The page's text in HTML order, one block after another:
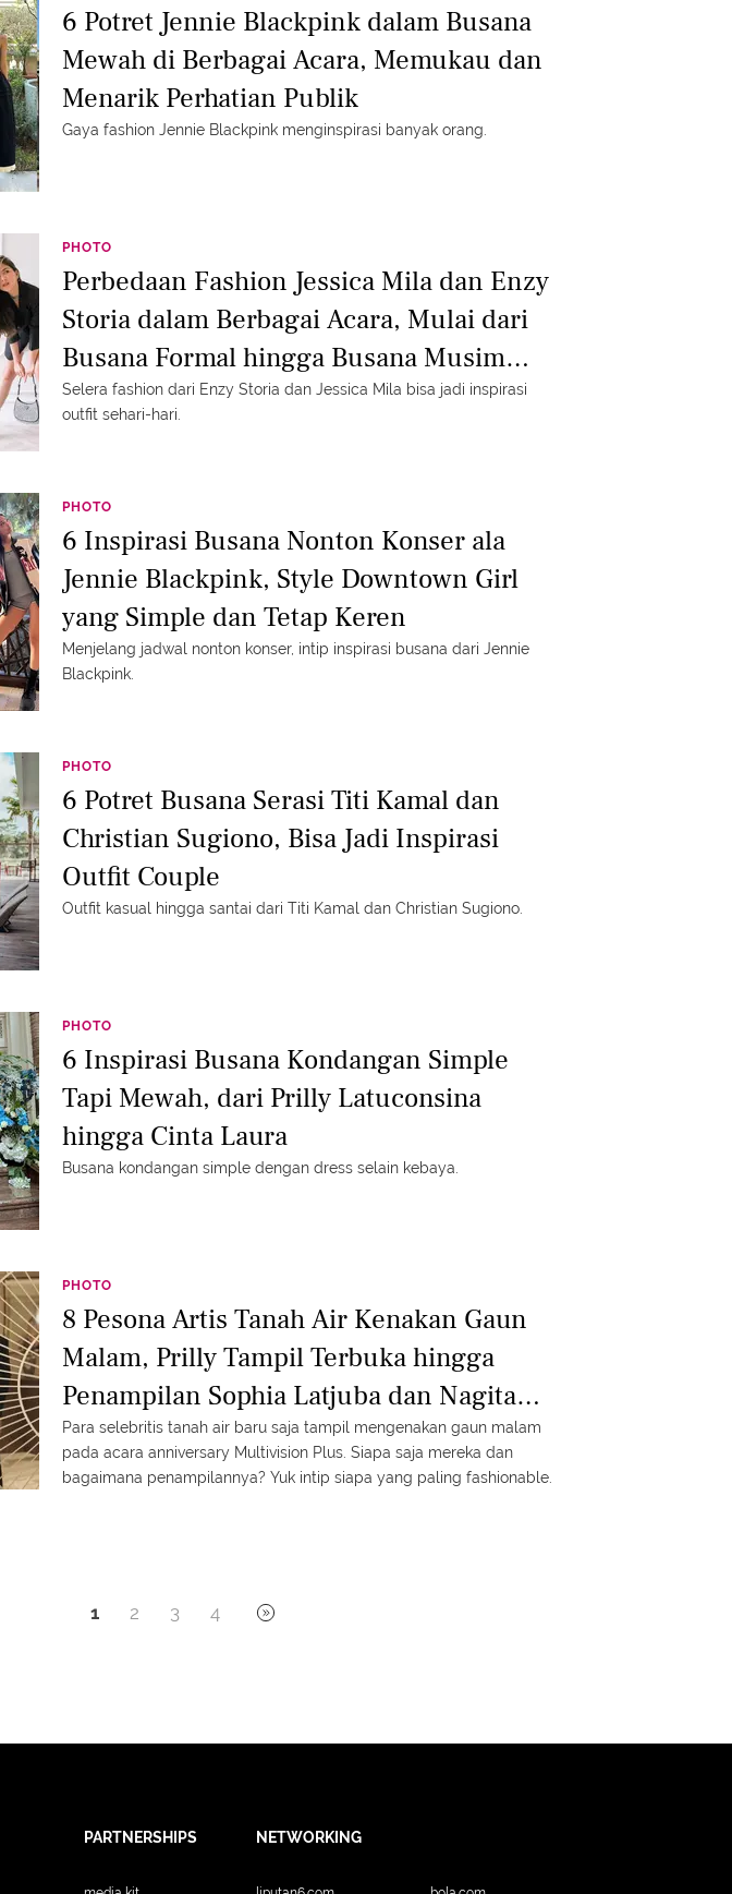
6 Potret Jennie Blackpink dalam Busana
Mewah di Berbagai Acara, Memukau dan
Menarik Perhatian Publik
Gaya fashion Jennie Blackpink menginspirasi banyak orang.
PHOTO
Perbedaan Fashion Jessica Mila dan Enzy
Storia dalam Berbagai Acara, Mulai dari
Busana Formal hingga Busana Musim
Dingin
Selera fashion dari Enzy Storia dan Jessica Mila bisa jadi inspirasi
outfit sehari-hari.
PHOTO
6 Inspirasi Busana Nonton Konser ala
Jennie Blackpink, Style Downtown Girl
yang Simple dan Tetap Keren
Menjelang jadwal nonton konser, intip inspirasi busana dari Jennie
Blackpink.
PHOTO
6 Potret Busana Serasi Titi Kamal dan
Christian Sugiono, Bisa Jadi Inspirasi
Outfit Couple
Outfit kasual hingga santai dari Titi Kamal dan Christian Sugiono.
PHOTO
6 Inspirasi Busana Kondangan Simple
Tapi Mewah, dari Prilly Latuconsina
hingga Cinta Laura
Busana kondangan simple dengan dress selain kebaya.
PHOTO
8 Pesona Artis Tanah Air Kenakan Gaun
Malam, Prilly Tampil Terbuka hingga
Penampilan Sophia Latjuba dan Nagita
Slavina yang Simple
Para selebritis tanah air baru saja tampil mengenakan gaun malam
pada acara anniversary Multivision Plus. Siapa saja mereka dan
bagaimana penampilannya? Yuk intip siapa yang paling fashionable.
1 2 3 4
PARTNERSHIPS NETWORKING